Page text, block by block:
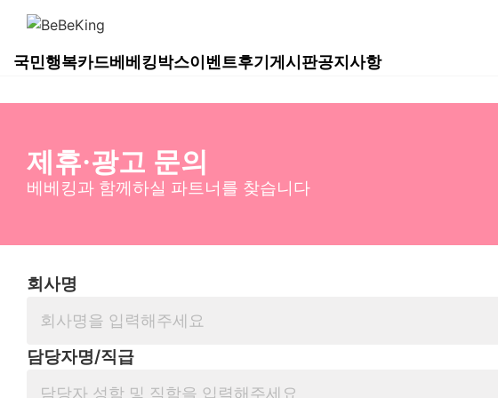
국민행복카드베베킹박스이벤트후기게시판공지사항
제휴·광고 문의
베베킹과 함께하실 파트너를 찾습니다
회사명
담당자명/직급